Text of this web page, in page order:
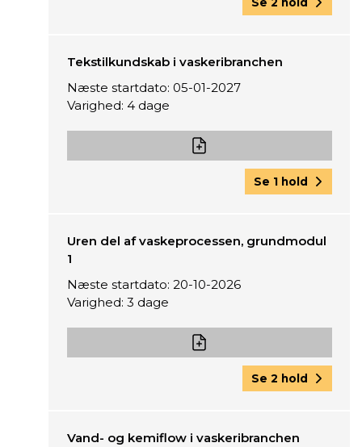
Tekstilkundskab i vaskeribranchen
Se 1 hold
Næste startdato: 05-01-2027
Varighed: 4 dage
Uren del af vaskeprocessen, grundmodul
1
Se 2 hold
Næste startdato: 20-10-2026
Varighed: 3 dage
Vand- og kemiflow i vaskeribranchen